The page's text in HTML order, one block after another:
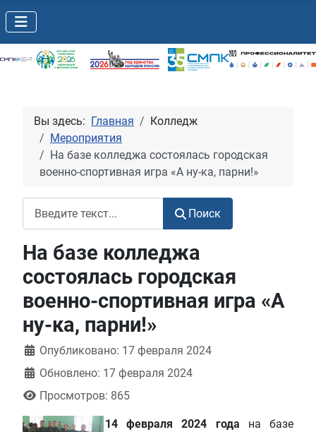
Вы здесь: Главная
Колледж
Мероприятия
На базе колледжа состоялась городская
военно-спортивная игра «А ну-ка, парни!»
Поиск
На базе колледжа
состоялась городская
военно-спортивная игра «А
ну-ка, парни!»
Информация о материале
Опубликовано: 17 февраля 2024
Обновлено: 17 февраля 2024
Просмотров: 865
14 февраля 2024 года на базе